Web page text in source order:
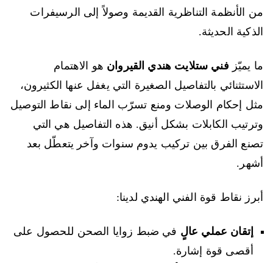
من الأنظمة التناظرية القديمة وصولاً إلى الرسيفرات
الذكية الحديثة.
ما يميّز فني ستلايت هندي القيروان هو الاهتمام
الاستثنائي بالتفاصيل الصغيرة التي يغفل عنها الكثيرون،
مثل إحكام الوصلات ومنع تسرّب الماء إلى نقاط التوصيل
وترتيب الكابلات بشكل أنيق. هذه التفاصيل هي التي
تصنع الفرق بين تركيب يدوم سنوات وآخر يتعطّل بعد
أشهر.
أبرز نقاط قوة الفني الهندي لدينا:
إتقان عملي عالٍ في ضبط زوايا الصحن للحصول على
أقصى قوة إشارة.